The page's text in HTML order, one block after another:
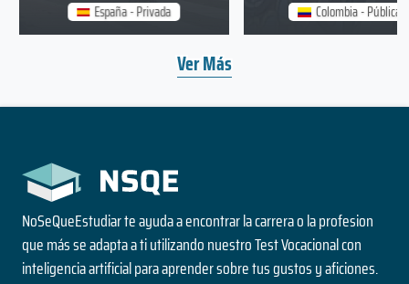
España - Privada Colombia - Pública
Ver Más
NoSeQueEstudiar te ayuda a encontrar la carrera o la profesion
que más se adapta a ti utilizando nuestro Test Vocacional con
inteligencia artificial para aprender sobre tus gustos y aficiones.